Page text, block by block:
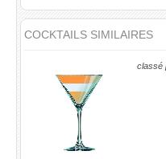
COCKTAILS SIMILAIRES
classé